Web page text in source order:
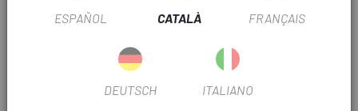
TEMPORADA
ESPAÑOL CATALÀ FRANÇAIS
DEUTSCH ITALIANO